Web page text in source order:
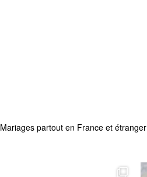
Mariages partout en France et étranger